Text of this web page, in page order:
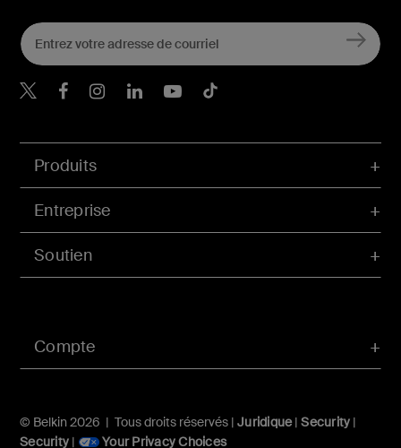
Compte
Produits
Entreprise
Soutien
© Belkin 2026 | Tous droits réservés | Juridique|Security |
Security | Your Privacy Choices
Belkin Twitter
Belkin Facebook
Belkin Instagram
Belkin LinkedIn
Belkin Youtube
Belkin TikTok